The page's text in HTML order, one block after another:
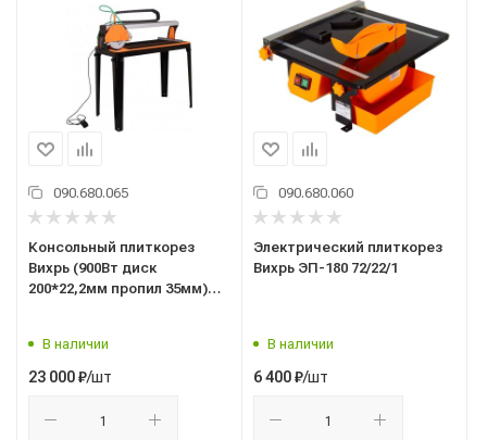
090.680.065
Консольный плиткорез
Вихрь (900Вт диск
200*22,2мм пропил 35мм)
В наличии
23 000₽/шт
090.680.060
Электрический плиткорез
Вихрь ЭП-180 72/22/1
В наличии
6 400₽/шт